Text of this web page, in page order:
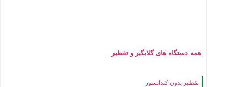
همه دستگاه های گلابگیر و تقطیر
تقطیر بدون کندانسور